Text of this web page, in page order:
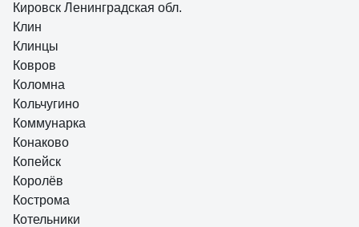
Кировск Ленинградская обл.
Клин
Клинцы
Ковров
Коломна
Кольчугино
Коммунарка
Конаково
Копейск
Королёв
Кострома
Котельники